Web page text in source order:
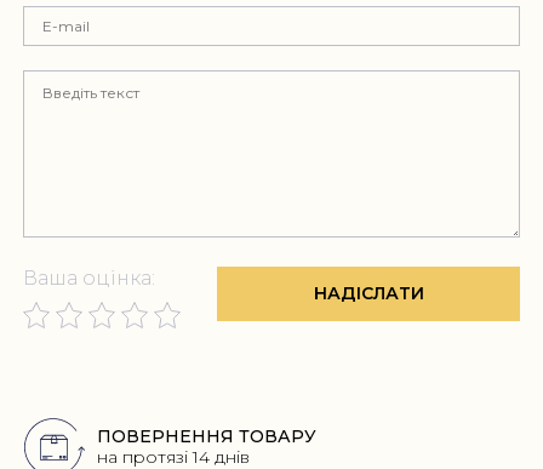
Ваша оцінка:
НАДІСЛАТИ
ПеревагиПОВЕРНЕННЯ ТОВАРУ
на протязі 14 днів